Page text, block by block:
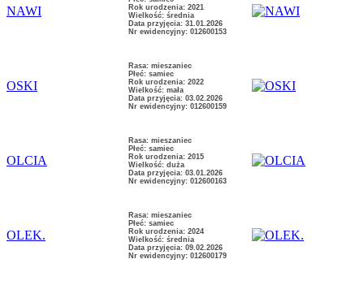
NAWI
Rok urodzenia: 2021
Wielkość: średnia
Data przyjęcia: 31.01.2026
Nr ewidencyjny: 012600153
OSKI
Rasa: mieszaniec
Płeć: samiec
Rok urodzenia: 2022
Wielkość: mała
Data przyjęcia: 03.02.2026
Nr ewidencyjny: 012600159
OLCIA
Rasa: mieszaniec
Płeć: samiec
Rok urodzenia: 2015
Wielkość: duża
Data przyjęcia: 03.01.2026
Nr ewidencyjny: 012600163
OLEK.
Rasa: mieszaniec
Płeć: samiec
Rok urodzenia: 2024
Wielkość: średnia
Data przyjęcia: 09.02.2026
Nr ewidencyjny: 012600179